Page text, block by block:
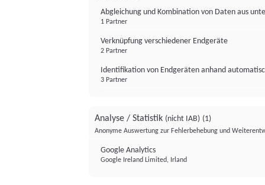
Abgleichung und Kombination von Daten aus
1 Partner
Verknüpfung verschiedener Endgeräte
2 Partner
Identifikation von Endgeräten anhand
3 Partner
Analyse / Statistik (nicht IAB) (1)
Anonyme Auswertung zur Fehlerbehebung und
Google Analytics
Google Ireland Limited, Irland